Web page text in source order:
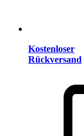
Kostenloser
Rückversand